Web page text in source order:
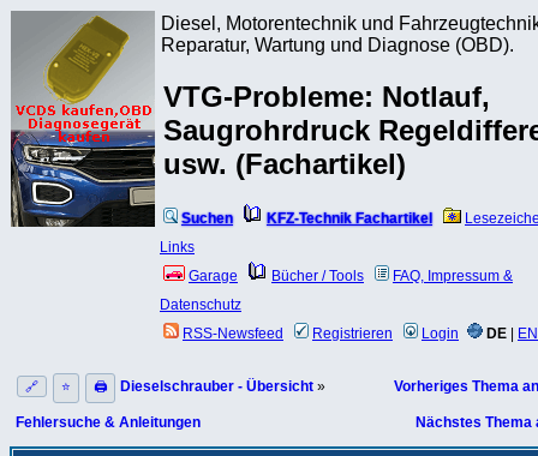
Diesel, Motorentechnik und
Reparatur, Wartung und Diagnose (OBD).
VTG-Probleme: Notlauf,
Saugrohrdruck
usw. (Fachartikel)
Suchen KFZ-Technik Fachartikel
Links
Garage
Bücher / Tools
FAQ, Impressum &
Datenschutz
RSS-Newsfeed
Registrieren Login DE EN
🔗 ⭐ 🖨 Dieselschrauber - Übersicht »
Fehlersuche & Anleitungen
Vorheriges Thema
Nächstes Thema